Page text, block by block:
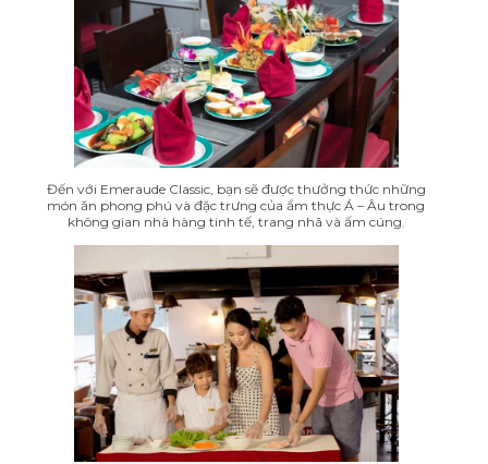
Đến với Emeraude Classic, bạn sẽ được thưởng thức những
món ăn phong phú và đặc trưng của ẩm thực Á – Âu trong
không gian nhà hàng tinh tế, trang nhã và ấm cúng.